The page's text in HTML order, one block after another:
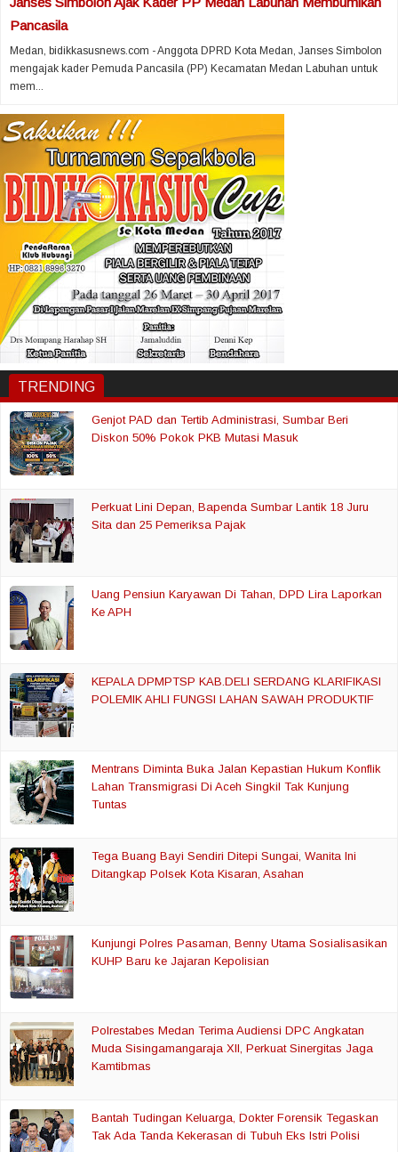
Pancasila
Medan, bidikkasusnews.com - Anggota DPRD Kota Medan, Janses Simbolon
mengajak kader Pemuda Pancasila (PP) Kecamatan Medan Labuhan untuk
mem...
TRENDING
Genjot PAD dan Tertib Administrasi, Sumbar Beri
Diskon 50% Pokok PKB Mutasi Masuk
Perkuat Lini Depan, Bapenda Sumbar Lantik 18 Juru
Sita dan 25 Pemeriksa Pajak
Uang Pensiun Karyawan Di Tahan, DPD Lira Laporkan
Ke APH
KEPALA DPMPTSP KAB.DELI SERDANG KLARIFIKASI
POLEMIK AHLI FUNGSI LAHAN SAWAH PRODUKTIF
Mentrans Diminta Buka Jalan Kepastian Hukum Konflik
Lahan Transmigrasi Di Aceh Singkil Tak Kunjung
Tuntas
Tega Buang Bayi Sendiri Ditepi Sungai, Wanita Ini
Ditangkap Polsek Kota Kisaran, Asahan
Kunjungi Polres Pasaman, Benny Utama Sosialisasikan
KUHP Baru ke Jajaran Kepolisian
Polrestabes Medan Terima Audiensi DPC Angkatan
Muda Sisingamangaraja XII, Perkuat Sinergitas Jaga
Kamtibmas
Bantah Tudingan Keluarga, Dokter Forensik Tegaskan
Tak Ada Tanda Kekerasan di Tubuh Eks Istri Polisi